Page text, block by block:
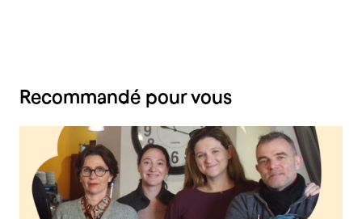
Recommandé pour vous